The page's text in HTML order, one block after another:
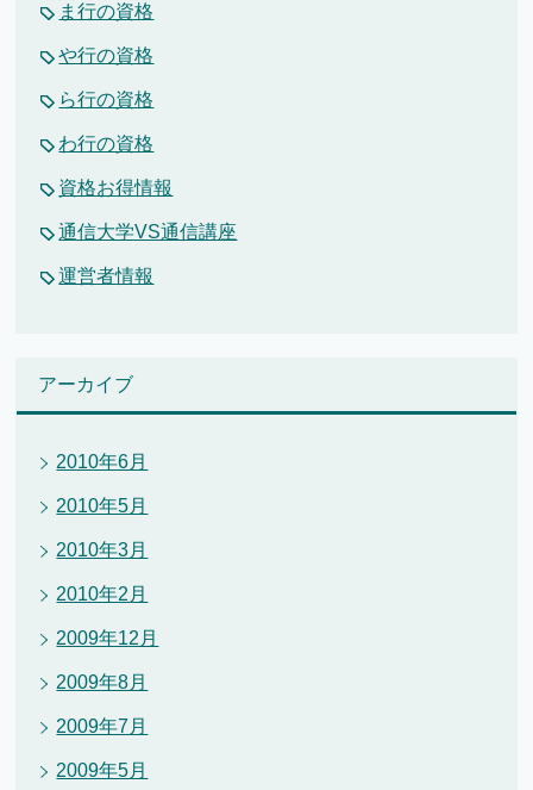
ま行の資格
や行の資格
ら行の資格
わ行の資格
資格お得情報
通信大学VS通信講座
運営者情報
アーカイブ
2010年6月
2010年5月
2010年3月
2010年2月
2009年12月
2009年8月
2009年7月
2009年5月